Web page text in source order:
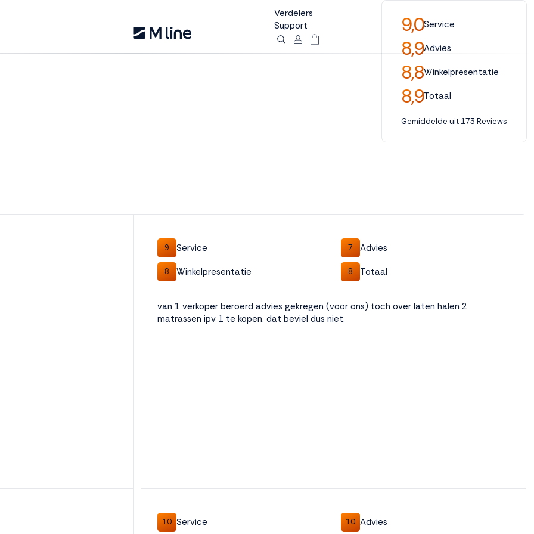
Verdelers
Support
9,0Service
8,9Advies
8,8Winkelpresentatie
8,9Totaal
Gemiddelde uit 173 Reviews
9 Service 7 Advies
8 Winkelpresentatie 8 Totaal
van 1 verkoper beroerd advies gekregen (voor ons) toch over laten halen 2
matrassen ipv 1 te kopen. dat beviel dus niet.
10 Service 10 Advies